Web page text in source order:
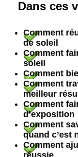
Dans ces
Comment
de soleil
Comment
soleil
Comment
Comment
meilleur
Comment
d’exposition
Comment
quand c’est
Comment
réussie